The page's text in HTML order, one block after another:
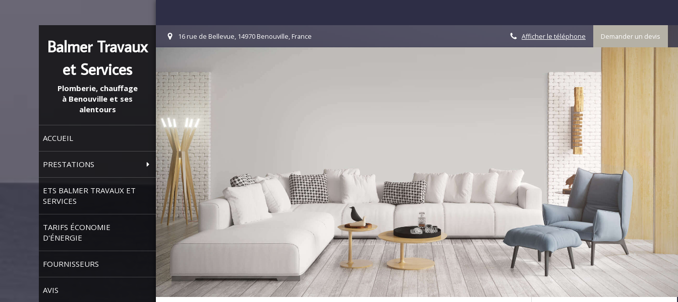
Balmer Travaux
et Services
Plomberie, chauffage
à Benouville et ses
alentours
ACCUEIL
PRESTATIONS
ETS BALMER TRAVAUX ET
SERVICES
TARIFS ÉCONOMIE
D'ÉNERGIE
FOURNISSEURS
AVIS
16 rue de Bellevue, 14970 Benouville, France Demander un devis
Afficher le téléphone